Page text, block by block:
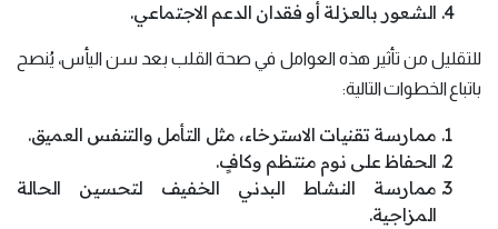
الشعور بالعزلة أو فقدان الدعم الاجتماعي.
للتقليل من تأثير هذه العوامل في صحة القلب بعد سن اليأس، يُنصح
باتباع الخطوات التالية:
ممارسة تقنيات الاسترخاء، مثل التأمل والتنفس العميق.
الحفاظ على نوم منتظم وكافٍ.
ممارسة النشاط البدني الخفيف لتحسين الحالة
المزاجية.